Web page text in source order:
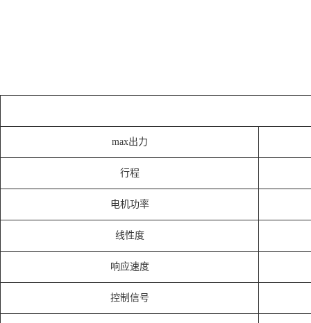
max出力
行程
电机功率
线性度
响应速度
控制信号